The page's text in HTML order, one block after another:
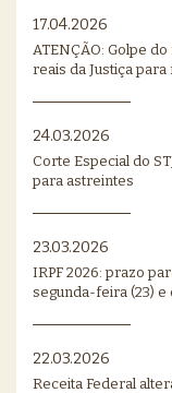
17.04.2026
ATENÇÃO: Golpe
reais da Justiça
24.03.2026
Corte Especial do
para astreintes
23.03.2026
IRPF 2026: prazo
segunda-feira (23)
22.03.2026
Receita Federal